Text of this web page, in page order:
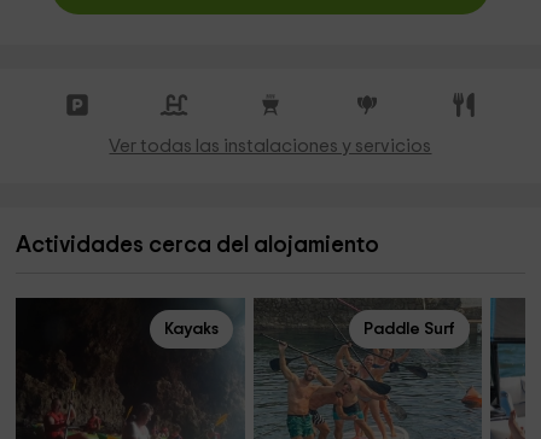
Ver todas las instalaciones y servicios
Actividades cerca del alojamiento
Kayaks Paddle Surf